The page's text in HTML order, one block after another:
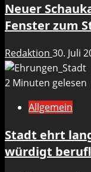
Neuer
Fenster zum
Redaktion 30. Juli
2 Minuten gelesen
Allgemein
Stadt ehrt
würdigt